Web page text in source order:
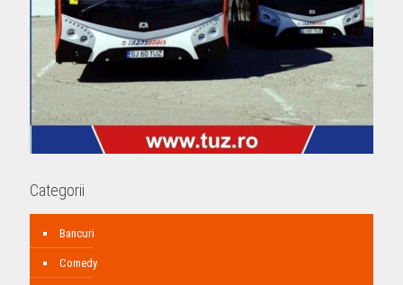
Categorii
Bancuri
Comedy